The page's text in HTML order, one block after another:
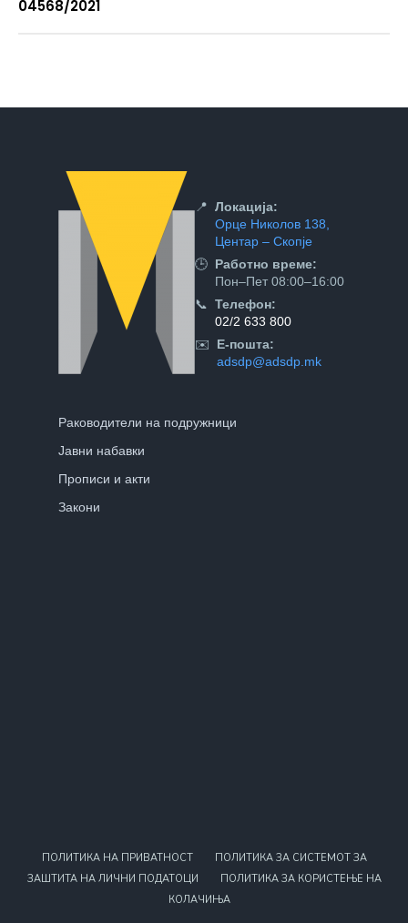
04568/2021
📍 Локација:
Орце Николов 138,
Центар – Скопје
🕒 Работно време:
Пон–Пет 08:00–16:00
📞 Телефон:
02/2 633 800
✉️
Е-пошта:
adsdp@adsdp.mk
Раководители на подружници
Јавни набавки
Прописи и акти
Закони
ПОЛИТИКА НА ПРИВАТНОСТ
ПОЛИТИКА ЗА СИСТЕМОТ ЗА
ЗАШТИТА НА ЛИЧНИ ПОДАТОЦИ
ПОЛИТИКА ЗА КОРИСТЕЊЕ НА
КОЛАЧИЊА